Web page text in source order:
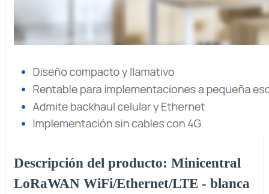
Descripción del producto: Minicentral
LoRaWAN WiFi/Ethernet/LTE - blanca